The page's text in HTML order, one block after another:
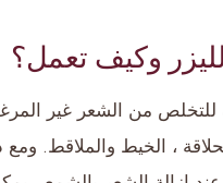
وكيف تعمل؟
للتخلص من الشعر غير
، الخيط والملاقط.